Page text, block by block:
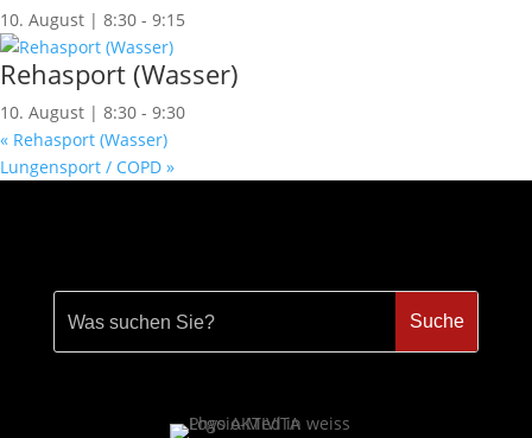
10. August | 8:30 - 9:15
Rehasport (Wasser)
10. August | 8:30 - 9:30
« Rehasport (Wasser)
Lungensport / COPD »